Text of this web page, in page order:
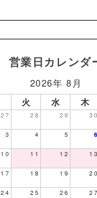
営業日カレンダ
2026年 8月
火 水 木
27 28 29 30
3 4 5 6
10 11 12 13
17 18 19 20
24 25 26 27